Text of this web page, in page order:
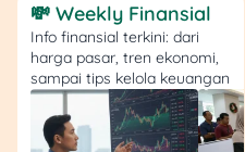
💸 Weekly Finansial
Info finansial terkini: dari
harga pasar, tren ekonomi,
sampai tips kelola keuangan